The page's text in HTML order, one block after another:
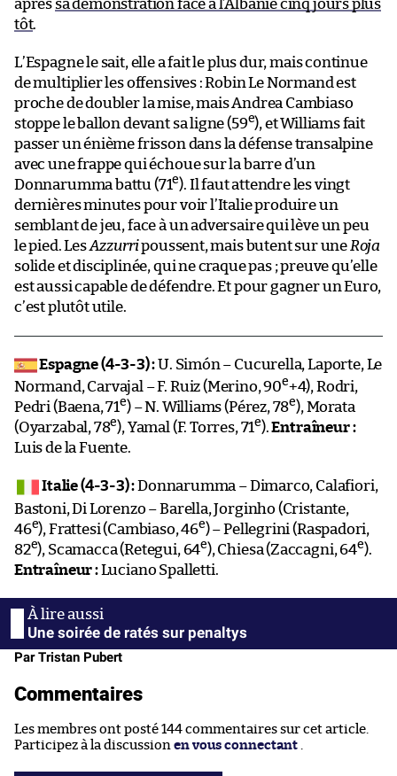
après sa démonstration face à l’Albanie cinq jours plus
tôt.
L’Espagne le sait, elle a fait le plus dur, mais continue
de multiplier les offensives : Robin Le Normand est
proche de doubler la mise, mais Andrea Cambiaso
stoppe le ballon devant sa ligne (59e), et Williams fait
passer un énième frisson dans la défense transalpine
avec une frappe qui échoue sur la barre d’un
Donnarumma battu (71e). Il faut attendre les vingt
dernières minutes pour voir l’Italie produire un
semblant de jeu, face à un adversaire qui lève un peu
le pied. LesAzzurripoussent, mais butent sur une Roja
solide et disciplinée, qui ne craque pas ; preuve qu’elle
est aussi capable de défendre. Et pour gagner un Euro,
c’est plutôt utile.
Espagne (4-3-3) :U. Simón – Cucurella, Laporte, Le
Normand, Carvajal – F. Ruiz (Merino, 90e+4), Rodri,
Pedri (Baena, 71e) – N. Williams (Pérez, 78e), Morata
(Oyarzabal, 78e), Yamal (F. Torres, 71e).Entraîneur :
Luis de la Fuente.
Italie (4-3-3) :Donnarumma – Dimarco, Calafiori,
Bastoni, Di Lorenzo – Barella, Jorginho (Cristante,
46e), Frattesi (Cambiaso, 46e) – Pellegrini (Raspadori,
82e), Scamacca (Retegui, 64e), Chiesa (Zaccagni, 64e).
Entraîneur :Luciano Spalletti.
Une soirée de ratés sur penaltys
Par Tristan Pubert
Commentaires
Les membres ont posté 144 commentaires sur cet article.
Participez à la discussion en vous connectant